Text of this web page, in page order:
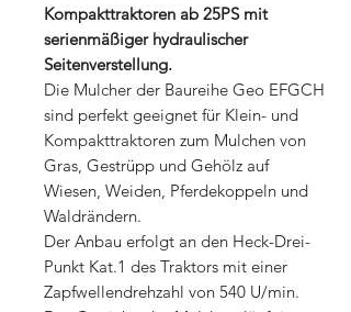
Kompakttraktoren ab 25PS mit
serienmäßiger hydraulischer
Seitenverstellung.
Die Mulcher der Baureihe Geo EFGCH
sind perfekt geeignet für Klein- und
Kompakttraktoren zum Mulchen von
Gras, Gestrüpp und Gehölz auf
Wiesen, Weiden, Pferdekoppeln und
Waldrändern.
Der Anbau erfolgt an den Heck-Drei-
Punkt Kat.1 des Traktors mit einer
Zapfwellendrehzahl von 540 U/min.